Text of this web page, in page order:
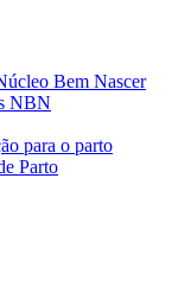
Bem Nascer
NBN
para o parto
Parto